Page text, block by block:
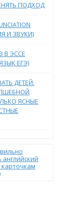
ПОДХОД
И ЗВУКИ)
В ЭССЕ
ЕГЭ)
ДЕТЕЙ:
ЯСНЫЕ
английский